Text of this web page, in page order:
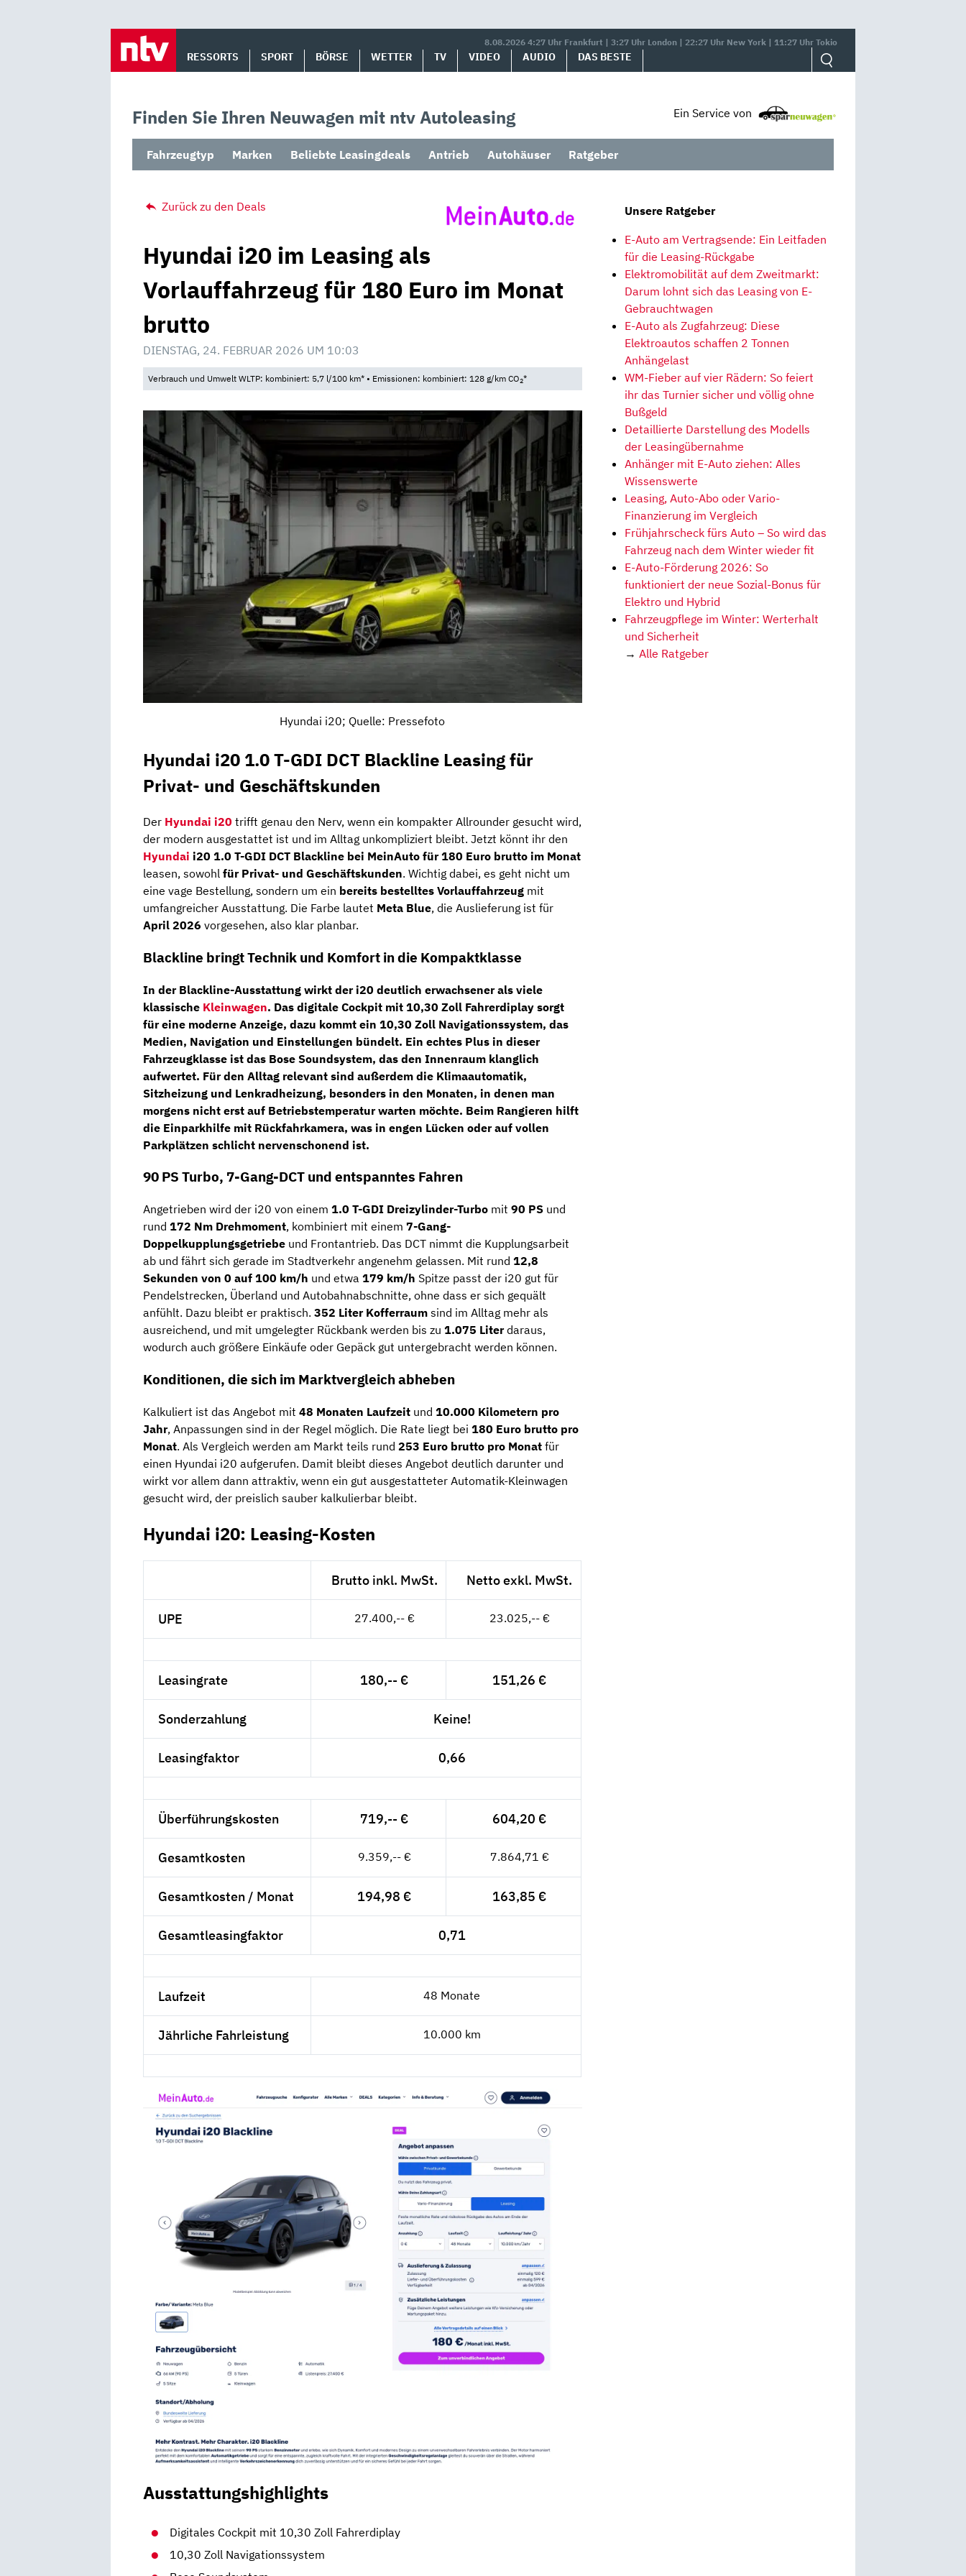
8.08.2026 4:27 Uhr Frankfurt | 3:27 Uhr London | 22:27 Uhr New York | 11:27 Uhr Tokio
RESSORTS SPORT BÖRSE WETTER TV VIDEO AUDIO DAS BESTE
Finden Sie Ihren Neuwagen mit ntv Autoleasing Ein Service von
Fahrzeugtyp Marken Beliebte Leasingdeals Antrieb Autohäuser Ratgeber
Zurück zu den Deals
Hyundai i20 im Leasing als
Vorlauffahrzeug für 180 Euro im Monat
brutto
DIENSTAG, 24. FEBRUAR 2026 UM 10:03
Verbrauch und Umwelt WLTP: kombiniert: 5,7 l/100 km* • Emissionen: kombiniert: 128 g/km CO2*
Hyundai i20; Quelle: Pressefoto
Hyundai i20 1.0 T-GDI DCT Blackline Leasing für
Privat- und Geschäftskunden
Der Hyundai i20 trifft genau den Nerv, wenn ein kompakter Allrounder gesucht wird,
der modern ausgestattet ist und im Alltag unkompliziert bleibt. Jetzt könnt ihr den
Hyundai i20 1.0 T-GDI DCT Blackline bei MeinAuto für 180 Euro brutto im Monat
leasen, sowohl für Privat- und Geschäftskunden. Wichtig dabei, es geht nicht um
eine vage Bestellung, sondern um ein bereits bestelltes Vorlauffahrzeug mit
umfangreicher Ausstattung. Die Farbe lautet Meta Blue, die Auslieferung ist für
April 2026 vorgesehen, also klar planbar.
Blackline bringt Technik und Komfort in die Kompaktklasse
In der Blackline-Ausstattung wirkt der i20 deutlich erwachsener als viele
klassische Kleinwagen. Das digitale Cockpit mit 10,30 Zoll Fahrerdiplay sorgt
für eine moderne Anzeige, dazu kommt ein 10,30 Zoll Navigationssystem, das
Medien, Navigation und Einstellungen bündelt. Ein echtes Plus in dieser
Fahrzeugklasse ist das Bose Soundsystem, das den Innenraum klanglich
aufwertet. Für den Alltag relevant sind außerdem die Klimaautomatik,
Sitzheizung und Lenkradheizung, besonders in den Monaten, in denen man
morgens nicht erst auf Betriebstemperatur warten möchte. Beim Rangieren hilft
die Einparkhilfe mit Rückfahrkamera, was in engen Lücken oder auf vollen
Parkplätzen schlicht nervenschonend ist.
90 PS Turbo, 7-Gang-DCT und entspanntes Fahren
Angetrieben wird der i20 von einem 1.0 T-GDI Dreizylinder-Turbo mit 90 PS und
rund 172 Nm Drehmoment, kombiniert mit einem 7-Gang-
Doppelkupplungsgetriebe und Frontantrieb. Das DCT nimmt die Kupplungsarbeit
ab und fährt sich gerade im Stadtverkehr angenehm gelassen. Mit rund 12,8
Sekunden von 0 auf 100 km/h und etwa 179 km/h Spitze passt der i20 gut für
Pendelstrecken, Überland und Autobahnabschnitte, ohne dass er sich gequält
anfühlt. Dazu bleibt er praktisch. 352 Liter Kofferraum sind im Alltag mehr als
ausreichend, und mit umgelegter Rückbank werden bis zu 1.075 Literdaraus,
wodurch auch größere Einkäufe oder Gepäck gut untergebracht werden können.
Konditionen, die sich im Marktvergleich abheben
Kalkuliert ist das Angebot mit 48 Monaten Laufzeit und 10.000 Kilometern pro
Jahr, Anpassungen sind in der Regel möglich. Die Rate liegt bei 180 Euro brutto pro
Monat. Als Vergleich werden am Markt teils rund 253 Euro brutto pro Monat für
einen Hyundai i20 aufgerufen. Damit bleibt dieses Angebot deutlich darunter und
wirkt vor allem dann attraktiv, wenn ein gut ausgestatteter Automatik-Kleinwagen
gesucht wird, der preislich sauber kalkulierbar bleibt.
Hyundai i20: Leasing-Kosten
Brutto inkl. MwSt. Netto exkl. MwSt.
UPE 27.400,-- € 23.025,-- €
Leasingrate 180,-- € 151,26 €
Sonderzahlung Keine!
Leasingfaktor 0,66
Überführungskosten 719,-- € 604,20 €
Gesamtkosten 9.359,-- € 7.864,71 €
Gesamtkosten / Monat 194,98 € 163,85 €
Gesamtleasingfaktor 0,71
Laufzeit 48 Monate
Jährliche Fahrleistung 10.000 km
Ausstattungshighlights
Digitales Cockpit mit 10,30 Zoll Fahrerdiplay
10,30 Zoll Navigationssystem
Unsere Ratgeber
E-Auto am Vertragsende: Ein Leitfaden
für die Leasing-Rückgabe
Elektromobilität auf dem Zweitmarkt:
Darum lohnt sich das Leasing von E-
Gebrauchtwagen
E-Auto als Zugfahrzeug: Diese
Elektroautos schaffen 2 Tonnen
Anhängelast
WM-Fieber auf vier Rädern: So feiert
ihr das Turnier sicher und völlig ohne
Bußgeld
Detaillierte Darstellung des Modells
der Leasingübernahme
Anhänger mit E-Auto ziehen: Alles
Wissenswerte
Leasing, Auto-Abo oder Vario-
Finanzierung im Vergleich
Frühjahrscheck fürs Auto – So wird das
Fahrzeug nach dem Winter wieder fit
E-Auto-Förderung 2026: So
funktioniert der neue Sozial-Bonus für
Elektro und Hybrid
Fahrzeugpflege im Winter: Werterhalt
und Sicherheit
→ Alle Ratgeber